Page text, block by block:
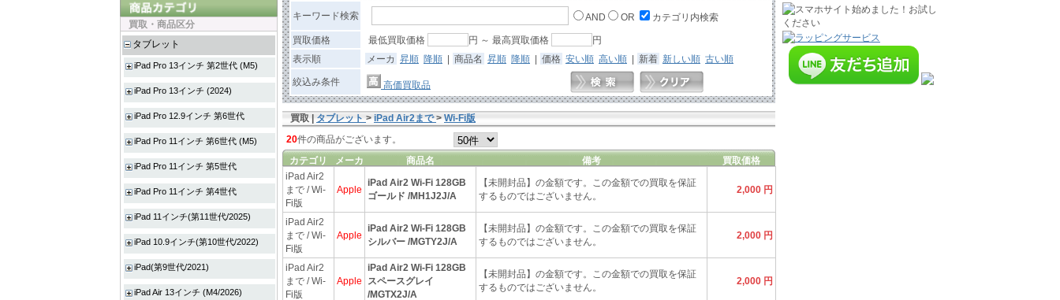
キーワード検索 AND OR カテゴリ内検索
買取価格 最低買取価格 円 ～ 最高買取価格
円
表示順
メーカ 昇順 降順 | 商品名 昇順 降順 | 価格 安い順 高い順 | 新着 新しい順 古い順
絞込み条件 高価買取品
買取 | タブレット > iPad Air2まで > Wi-Fi版
20件の商品がございます。
カテゴリ メーカ 商品名 備考
買取価格
iPad Air2
まで / Wi-
Fi版
Apple
iPad Air2 Wi-Fi 128GB
ゴールド /MH1J2J/A
【未開封品】の金額です。この金額での買取を保証
するものではございません。
2,000 円
iPad Air2
まで / Wi-
Fi版
Apple
iPad Air2 Wi-Fi 128GB
シルバー /MGTY2J/A
【未開封品】の金額です。この金額での買取を保証
するものではございません。
2,000 円
iPad Air2
まで / Wi-
Fi版
Apple
iPad Air2 Wi-Fi 128GB
スペースグレイ
/MGTX2J/A
【未開封品】の金額です。この金額での買取を保証
するものではございません。
2,000 円
買取・商品区分
タブレット
iPad Pro 13インチ 第2世代 (M5)
iPad Pro 13インチ (2024)
iPad Pro 12.9インチ 第6世代
iPad Pro 11インチ 第6世代 (M5)
iPad Pro 11インチ 第5世代
iPad Pro 11インチ 第4世代
iPad 11インチ(第11世代/2025)
iPad 10.9インチ(第10世代/2022)
iPad(第9世代/2021)
iPad Air 13インチ (M4/2026)